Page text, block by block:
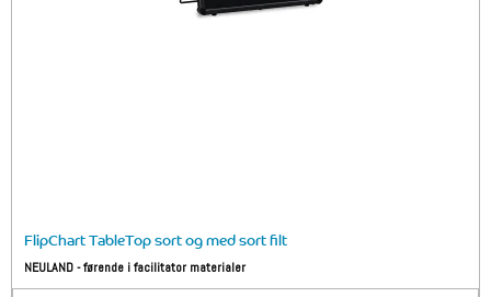
FlipChart TableTop sort og med sort filt
NEULAND - førende i facilitator materialer